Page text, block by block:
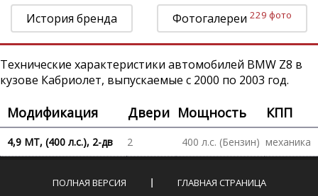
История бренда Фотогалереи 229 фото
Технические характеристики автомобилей BMW Z8 в
кузове Кабриолет, выпускаемые с 2000 по 2003 год.
Модификация Двери Мощность КПП
4,9 MT, (400 л.с.), 2-дв 2 400 л.с. (Бензин) механика
ПОЛНАЯ ВЕРСИЯ ГЛАВНАЯ СТРАНИЦА